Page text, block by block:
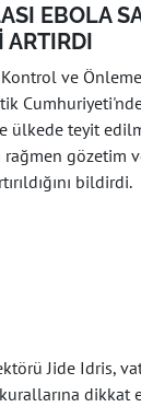
EBOLA
ARTIRDI
ve
ülkede teyit
gözetim
bildirdi.
Jide Idris,
dikkat